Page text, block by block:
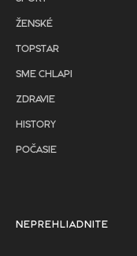
ŽENSKÉ
TOPSTAR
SME CHLAPI
ZDRAVIE
HISTORY
POČASIE
NEPREHLIADNITE